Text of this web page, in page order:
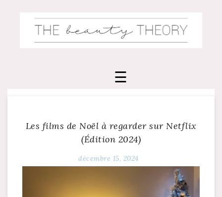
Les films de Noël à regarder sur Netflix
(Édition 2024)
décembre 15, 2024